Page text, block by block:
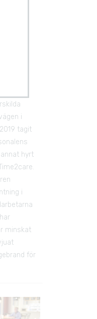
i
tagit
hyrt
i
minskat
för